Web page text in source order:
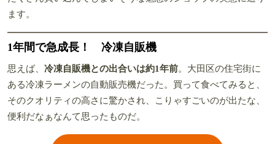
ます。
1年間で急成長！ 冷凍自販機
思えば、 冷凍自販機との出合いは約1年前。大田区の住宅街に
ある冷凍ラーメンの自動販売機だった。買って食べてみると、
そのクオリティの高さに驚かされ、こりゃすごいのが出たな、
便利だなぁなんて思ったものだ。